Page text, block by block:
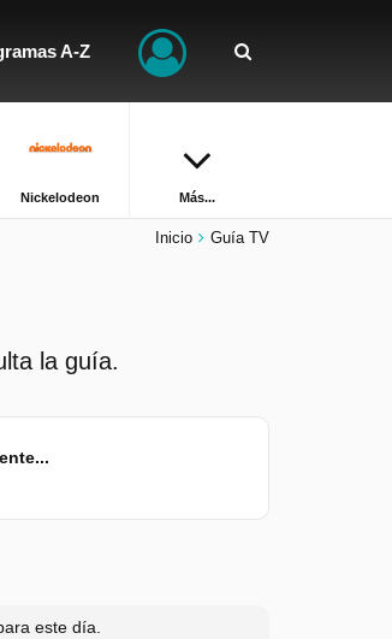
A-Z
Nickelodeon Más...
Inicio Guía TV
la guía.
este día.